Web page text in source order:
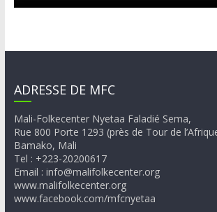
ADRESSE DE MFC
Mali-Folkecenter Nyetaa Faladié Sema,
Rue 800 Porte 1293 (près de Tour de
Bamako, Mali
Tel : +223-20200617
Email : info@malifolkecenter.org
www.malifolkecenter.org
www.facebook.com/mfcnyetaa